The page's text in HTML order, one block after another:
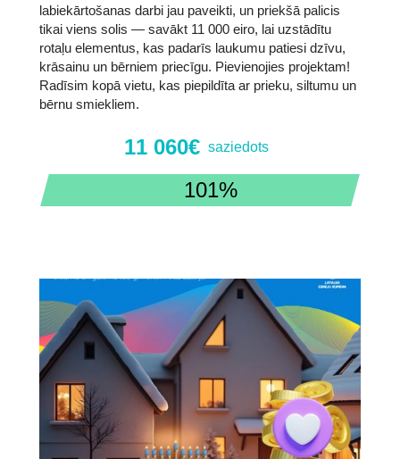
labiekārtošanas darbi jau paveikti, un priekšā palicis
tikai viens solis — savākt 11 000 eiro, lai uzstādītu
rotaļu elementus, kas padarīs laukumu patiesi dzīvu,
krāsainu un bērniem priecīgu. Pievienojies projektam!
Radīsim kopā vietu, kas piepildīta ar prieku, siltumu un
bērnu smiekliem.
11 060€ saziedots
101%